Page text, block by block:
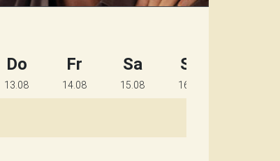
Do
13.08
Fr
14.08
Sa
15.08
So
16.08